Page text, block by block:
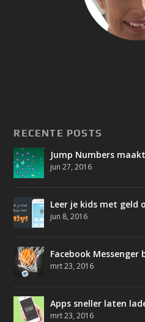
RECENTE POSTS
Jump Numbers
jun 27, 2016
Leer je kids met geld
jun 8, 2016
Facebook Messenger
mrt 23, 2016
Apps sneller laten
mrt 23, 2016